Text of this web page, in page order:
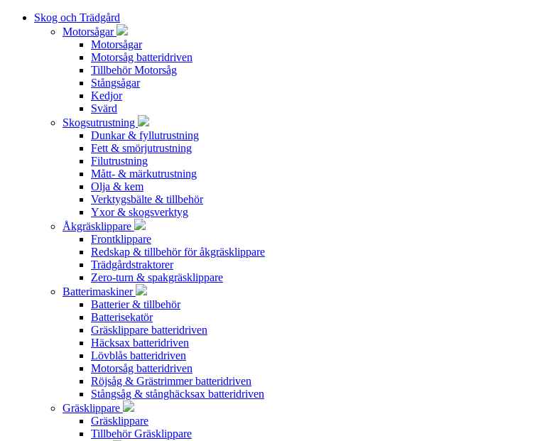
Skog och Trädgård
Motorsågar
Motorsågar
Motorsåg batteridriven
Tillbehör Motorsåg
Stångsågar
Kedjor
Svärd
Skogsutrustning
Dunkar & fyllutrustning
Fett & smörjutrustning
Filutrustning
Mått- & märkutrustning
Olja & kem
Verktygsbälte & tillbehör
Yxor & skogsverktyg
Åkgräsklippare
Frontklippare
Redskap & tillbehör för åkgräsklippare
Trädgårdstraktorer
Zero-turn & spakgräsklippare
Batterimaskiner
Batterier & tillbehör
Batterisekatör
Gräsklippare batteridriven
Häcksax batteridriven
Lövblås batteridriven
Motorsåg batteridriven
Röjsåg & Grästrimmer batteridriven
Stångsåg & stånghäcksax batteridriven
Gräsklippare
Gräsklippare
Tillbehör Gräsklippare